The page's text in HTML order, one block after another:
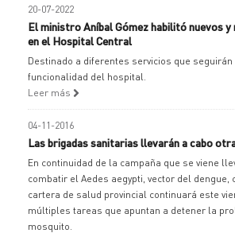
20-07-2022
El ministro Aníbal Gómez habilitó nuevos
en el Hospital Central
Destinado a diferentes servicios que
funcionalidad del hospital.
Leer más
04-11-2016
Las brigadas sanitarias llevarán a cabo
En continuidad de la campaña que se viene
combatir el Aedes aegypti, vector del dengue,
cartera de salud provincial continuará este
múltiples tareas que apuntan a detener la
mosquito.